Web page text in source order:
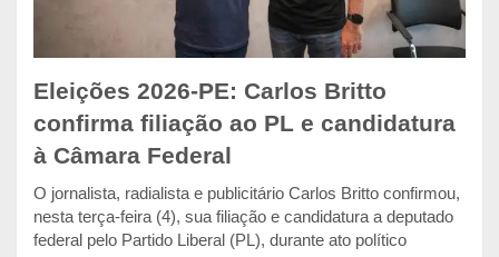
Eleições 2026-PE: Carlos Britto
confirma filiação ao PL e candidatura
à Câmara Federal
O jornalista, radialista e publicitário Carlos Britto confirmou,
nesta terça-feira (4), sua filiação e candidatura a deputado
federal pelo Partido Liberal (PL), durante ato político